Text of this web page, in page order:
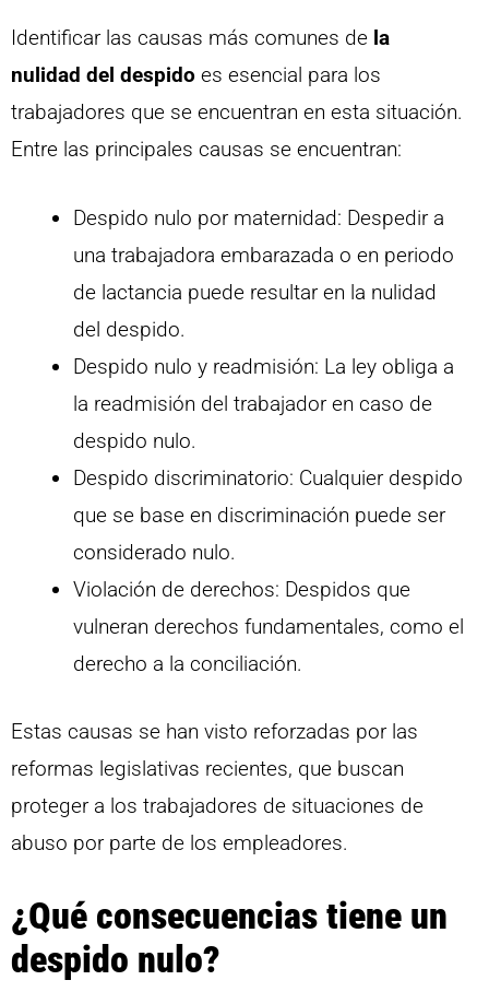
Identificar las causas más comunes de la
nulidad del despido es esencial para los
trabajadores que se encuentran en esta situación.
Entre las principales causas se encuentran:
Despido nulo por maternidad: Despedir a
una trabajadora embarazada o en periodo
de lactancia puede resultar en la nulidad
del despido.
Despido nulo y readmisión: La ley obliga a
la readmisión del trabajador en caso de
despido nulo.
Despido discriminatorio: Cualquier despido
que se base en discriminación puede ser
considerado nulo.
Violación de derechos: Despidos que
vulneran derechos fundamentales, como el
derecho a la conciliación.
Estas causas se han visto reforzadas por las
reformas legislativas recientes, que buscan
proteger a los trabajadores de situaciones de
abuso por parte de los empleadores.
¿Qué consecuencias tiene un
despido nulo?